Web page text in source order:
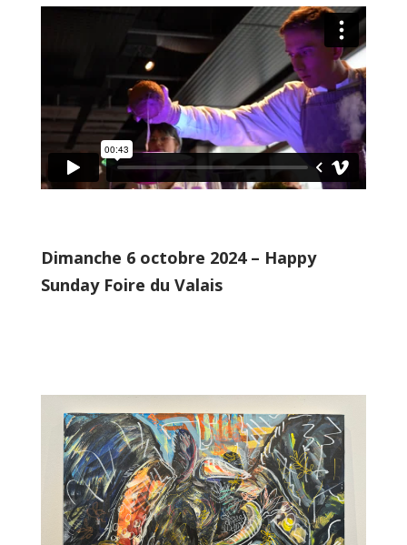
Dimanche 6 octobre 2024 – Happy
Sunday Foire du Valais